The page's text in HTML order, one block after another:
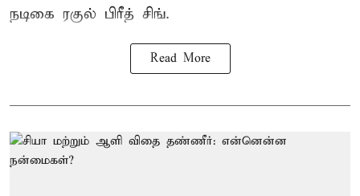
நடிகை ரகுல் பிரீத் சிங்.
Read More